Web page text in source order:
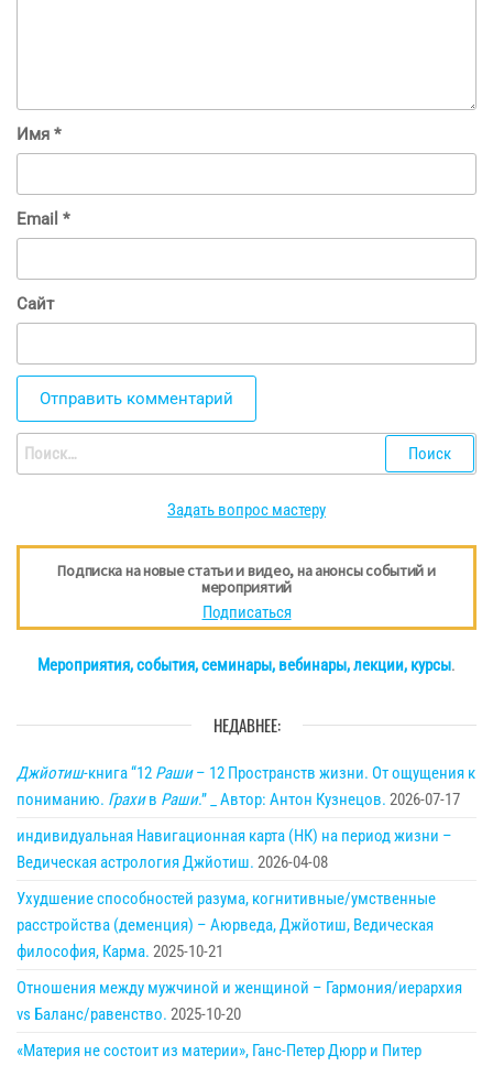
Имя *
Email *
Сайт
Найти:
Задать вопрос мастеру
Подписка на новые статьи и видео, на анонсы событий и
мероприятий
Подписаться
Мероприятия, события, семинары, вебинары, лекции, курсы.
НЕДАВНЕЕ:
Джйотиш-книга “12 Раши– 12 Пространств жизни. От ощущения к
пониманию. Грахив Раши.” _ Автор: Антон Кузнецов. 2026-07-17
индивидуальная Навигационная карта (НК) на период жизни –
Ведическая астрология Джйотиш. 2026-04-08
Ухудшение способностей разума, когнитивные/умственные
расстройства (деменция) – Аюрведа, Джйотиш, Ведическая
философия, Карма. 2025-10-21
Отношения между мужчиной и женщиной – Гармония/иерархия
vs Баланс/равенство. 2025-10-20
«Материя не состоит из материи», Ганс-Петер Дюрр и Питер